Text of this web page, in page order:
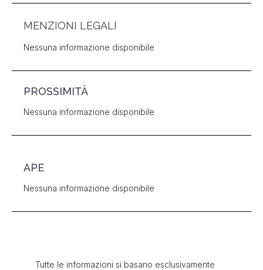
MENZIONI LEGALI
Nessuna informazione disponibile
PROSSIMITÀ
Nessuna informazione disponibile
APE
Nessuna informazione disponibile
Tutte le informazioni si basano esclusivamente